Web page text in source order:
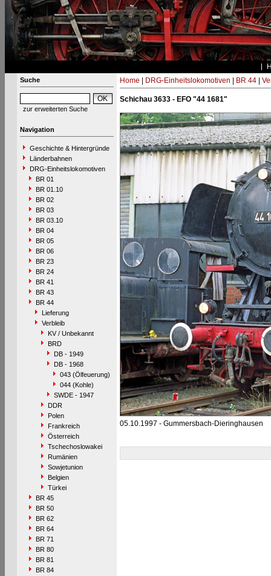
Suche
zur erweiterten Suche
Navigation
Geschichte & Hintergründe
Länderbahnen
DRG-Einheitslokomotiven
BR 01
BR 01.10
BR 02
BR 03
BR 03.10
BR 04
BR 05
BR 06
BR 23
BR 24
BR 41
BR 43
BR 44
Lieferung
Verbleib
KV / Unbekannt
BRD
DB - 1949
DB - 1968
043 (Ölfeuerung)
044 (Kohle)
SWDE - 1947
DDR
Polen
Frankreich
Österreich
Tschechoslowakei
Rumänien
Sowjetunion
Belgien
Türkei
BR 45
BR 50
BR 62
BR 64
BR 71
BR 80
BR 81
BR 84
Home DRG-Einheitslokomotiven BR 44|
Schichau 3633 - EFO "44 1681"
05.10.1997 - Gummersbach-Dieringhausen